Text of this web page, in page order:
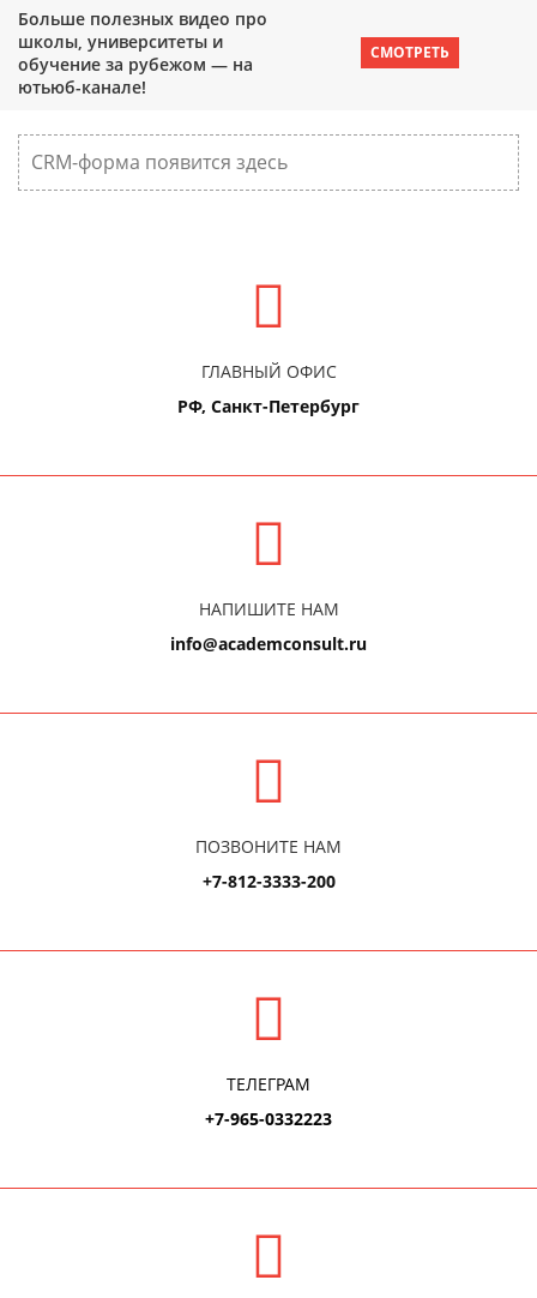
Больше полезных видео про
школы, университеты и
обучение за рубежом — на
ютьюб-канале!
СМОТРЕТЬ
CRM-форма появится здесь
ГЛАВНЫЙ ОФИС
РФ, Санкт-Петербург
НАПИШИТЕ НАМ
info@academconsult.ru
ПОЗВОНИТЕ НАМ
+7-812-3333-200
ТЕЛЕГРАМ
+7-965-0332223